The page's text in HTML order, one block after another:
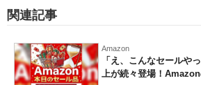
関連記事
Amazon
「え、こんなセールや
上が続々登場！